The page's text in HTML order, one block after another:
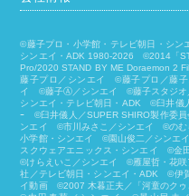
©藤子プロ・小学館・テレビ朝日・シ
シンエイ・ADK 1980-2026 ©2014「
Pro/2020 STAND BY ME Doraemon 2
藤子プロ／シンエイ ©藤子プロ／藤
イ ©藤子Ⓐ／シンエイ ©藤子スタジオ
シンエイ・テレビ朝日・ADK ©臼井儀
ｰ ©臼井儀人／SUPER SHIRO製作委
ンエイ ©市川みさこ／シンエイ ©のむ
小学館・シンエイ ©園山俊二／シンエ
スクウェアエニックス・シンエイ ©金
©けらえいこ／シンエイ ©雁屋哲・花
社／テレビ朝日・シンエイ・ADK ©伊
イ動画 ©2007 木暮正夫／「河童のク